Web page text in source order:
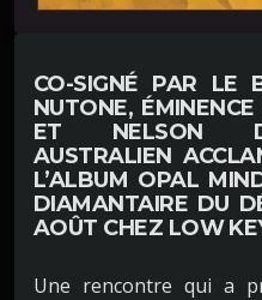
CO-SIGNÉ PAR LE
NUTONE,
ET NELSON
AUSTRALIEN
L’ALBUM OPAL
DIAMANTAIRE DU
AOÛT CHEZ LOW
Une rencontre qui a